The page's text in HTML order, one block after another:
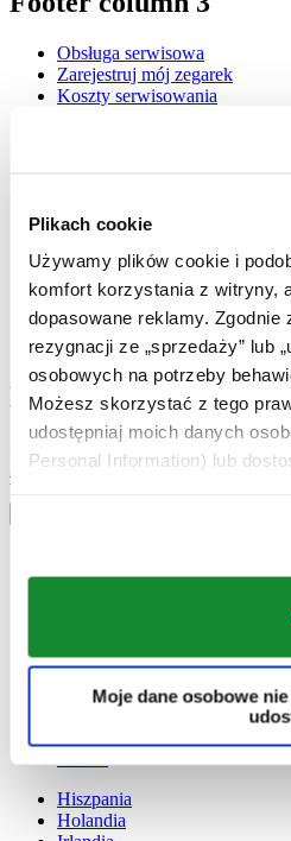
Plikach cookie
Używamy plików cookie i
komfort korzystania z witryny,
dopasowane reklamy. Zgodnie
rezygnacji ze „sprzedaży” lub
osobowych na potrzeby
Możesz skorzystać z tego
udostępniaj moich danych
Personal Information) lub
Moje dane osobowe
Obsługa serwisowa
Zarejestruj mój zegarek
Koszty serwisowania
Polityka prywatności
Plikach cookie
Warunki Dostawy i Zwrotów
Warunki sprzedaży
Odstąpienie od umowy
Dołącz do klubu
Zapisz się, aby otrzymywać
Zapisz się
Wybierz kraj / region
Belgia
English
简体中文
Hiszpania
Holandia